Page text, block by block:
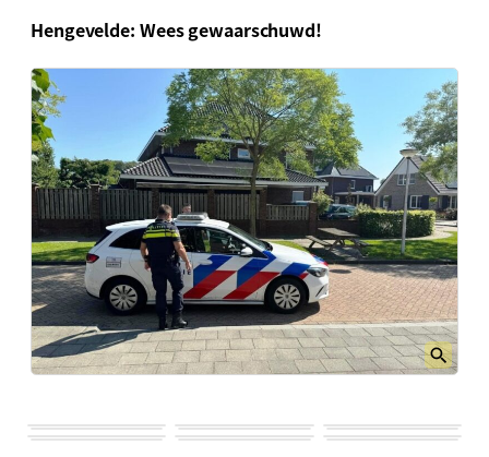
Hengevelde: Wees gewaarschuwd!